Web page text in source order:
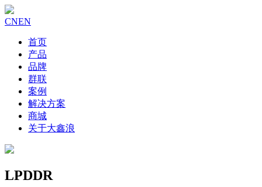
CNEN
首页
产品
品牌
群联
案例
解决方案
商城
关于大鑫浪
LPDDR